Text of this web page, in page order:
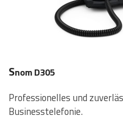
Snom D305
Professionelles und
Businesstelefonie.